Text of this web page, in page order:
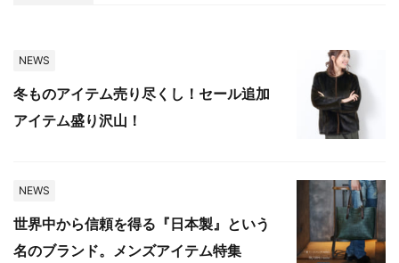
NEWS
冬ものアイテム売り尽くし！セール追加
アイテム盛り沢山！
NEWS
世界中から信頼を得る『日本製』という
名のブランド。メンズアイテム特集